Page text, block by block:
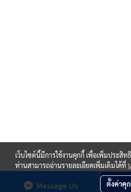
Message Us
เว็บไซต์นี้มีการใช้งานคุกกี้ เพื่อเพิ่มประสิ
ท่านสามารถอ่านรายละเอียดเพิ่มเติมได้ที่
ตั้งค่าคุ